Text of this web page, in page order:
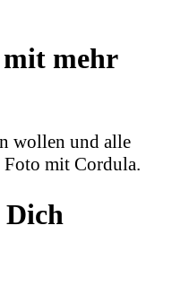
mehr
wollen und alle
mit Cordula.